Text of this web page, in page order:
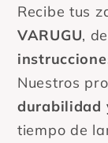
Recibe tus
VARUGU,
Nuestros
durabilidad
tiempo de